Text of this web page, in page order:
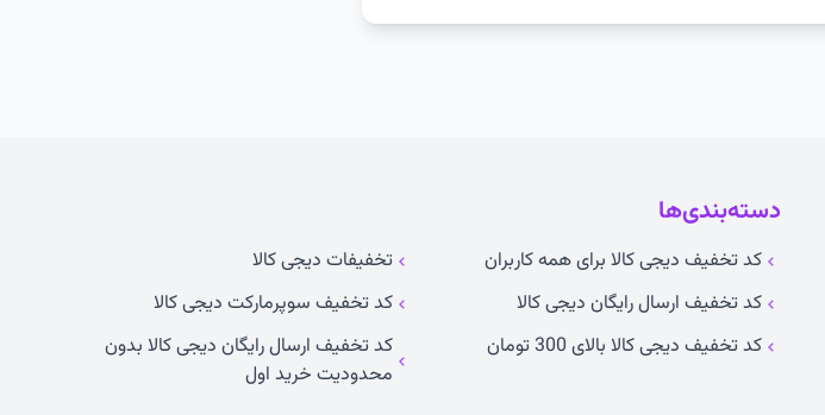
دسته‌بندی‌ها
کد تخفیف دیجی کالا برای همه کاربران
تخفیفات دیجی کالا
کد تخفیف ارسال رایگان دیجی کالا
کد تخفیف سوپرمارکت دیجی کالا
کد تخفیف دیجی کالا بالای 300 تومان
کد تخفیف ارسال رایگان دیجی کالا بدون
محدودیت خرید اول